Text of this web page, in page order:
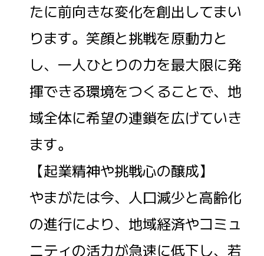
たに前向きな変化を創出してまい
ります。笑顔と挑戦を原動力と
し、一人ひとりの力を最大限に発
揮できる環境をつくることで、地
域全体に希望の連鎖を広げていき
ます。
【起業精神や挑戦心の醸成】
やまがたは今、人口減少と高齢化
の進行により、地域経済やコミュ
ニティの活力が急速に低下し、若